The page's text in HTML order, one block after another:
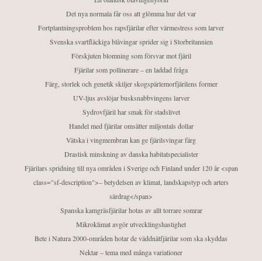
Det nya normala får oss att glömma hur det var
Fortplantningsproblem hos rapsfjärilar efter värmestress som larver
Svenska svartfläckiga blåvingar sprider sig i Storbritannien
Förskjuten blomning som försvar mot fjäril
Fjärilar som pollinerare – en laddad fråga
Färg, storlek och genetik skiljer skogspärlemorfjärilens former
UV-ljus avslöjar busksnabbvingens larver
Sydrovfjäril har smak för stadslivet
Handel med fjärilar omsätter miljontals dollar
Vätska i vingmembran kan ge fjärilsvingar färg
Drastisk minskning av danska habitatspecialister
Fjärilars spridning till nya områden i Sverige och Finland under 120 år <span
class="sf-description">– betydelsen av klimat, landskapstyp och arters
särdrag</span>
Spanska kamgräsfjärilar hotas av allt torrare somrar
Mikroklimat avgör utvecklingshastighet
Bete i Natura 2000-områden hotar de väddnätfjärilar som ska skyddas
Nektar – tema med många variationer